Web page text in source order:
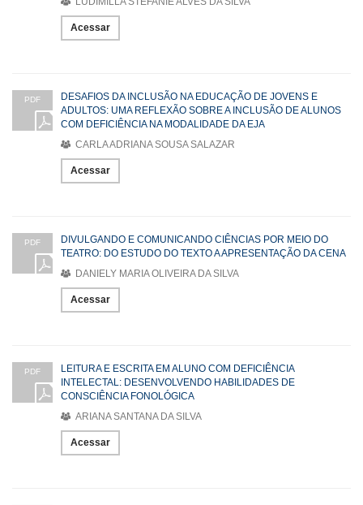
Acessar
PDF
DESAFIOS DA INCLUSÃO NA EDUCAÇÃO DE JOVENS E
ADULTOS: UMA REFLEXÃO SOBRE A INCLUSÃO DE ALUNOS
COM DEFICIÊNCIA NA MODALIDADE DA EJA
CARLA ADRIANA SOUSA SALAZAR
Acessar
PDF
DIVULGANDO E COMUNICANDO CIÊNCIAS POR MEIO DO
TEATRO: DO ESTUDO DO TEXTO A APRESENTAÇÃO DA CENA
DANIELY MARIA OLIVEIRA DA SILVA
Acessar
PDF
LEITURA E ESCRITA EM ALUNO COM DEFICIÊNCIA
INTELECTAL: DESENVOLVENDO HABILIDADES DE
CONSCIÊNCIA FONOLÓGICA
ARIANA SANTANA DA SILVA
Acessar